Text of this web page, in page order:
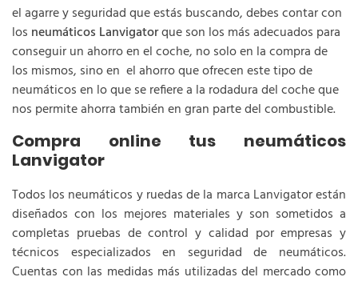
el agarre y seguridad que estás buscando, debes contar con
los neumáticos Lanvigatorque son los más adecuados para
conseguir un ahorro en el coche, no solo en la compra de
los mismos, sino en el ahorro que ofrecen este tipo de
neumáticos en lo que se refiere a la rodadura del coche que
nos permite ahorra también en gran parte del combustible.
Compra online tus neumáticos
Lanvigator
Todos los neumáticos y ruedas de la marca Lanvigator están
diseñados con los mejores materiales y son sometidos a
completas pruebas de control y calidad por empresas y
técnicos especializados en seguridad de neumáticos.
Cuentas con las medidas más utilizadas del mercado como